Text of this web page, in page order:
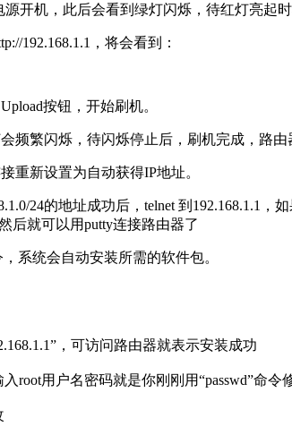
源开机，此后会看到绿灯闪烁，待红灯亮起
192.168.1.1，将会看到：
按钮，开始刷机。
频繁闪烁，待闪烁停止后，刷机完成，路
重新设置为自动获得IP地址。
24的地址成功后，telnet 到192.168.1.1，
后就可以用putty连接路由器了
系统会自动安装所需的软件包。
，可访问路由器就表示安装成功
root用户名密码就是你刚刚用“passwd”命令